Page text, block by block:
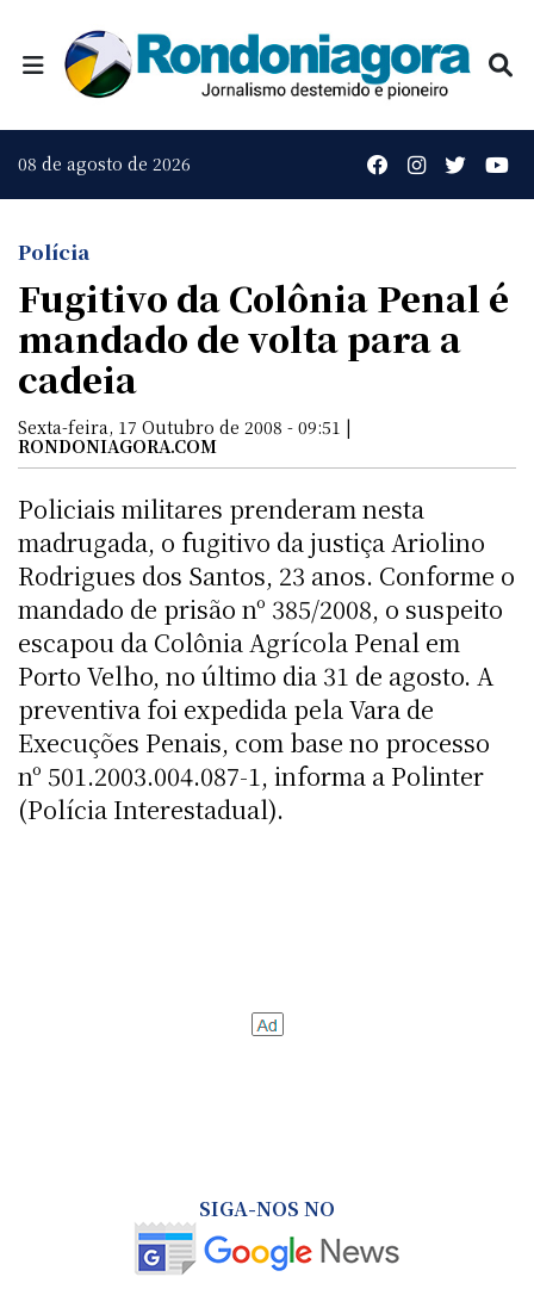
08 de agosto de 2026
Polícia
Fugitivo da Colônia Penal é
mandado de volta para a
cadeia
Sexta-feira, 17 Outubro de 2008 - 09:51 |
RONDONIAGORA.COM
Policiais militares prenderam nesta
madrugada, o fugitivo da justiça Ariolino
Rodrigues dos Santos, 23 anos. Conforme o
mandado de prisão nº 385/2008, o suspeito
escapou da Colônia Agrícola Penal em
Porto Velho, no último dia 31 de agosto. A
preventiva foi expedida pela Vara de
Execuções Penais, com base no processo
nº 501.2003.004.087-1, informa a Polinter
(Polícia Interestadual).
SIGA-NOS NO